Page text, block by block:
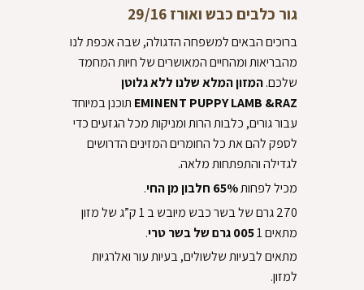
‏גור כלבים כבש ואורז 29/16‏
‏ברוכים הבאים למשפחה הדגולה, שבה אכפת לנו
מהבריאות ומהחיים המאושרים של חיות המחמד
שלכם. ‏‏המזון המלא שלנו ללא גלוטן
EMINENT PUPPY LAMB &RAZ ‏ ‏תוכנן במיוחד
עבור גורים, כלבות הרות ומניקות מכל הגזעים כדי
לספק להם את כל החומרים המזינים הדרושים
לגדילה והתפתחות מלאה.‏
‏מכיל לפחות ‏
‏.‏
‏270 גרם של בשר כבש מיובש ב 1 ק”ג של מזון
מתאים 1 ‏
‏.‏
‏מתאים לבעיות שלשולים, בעיות עור ואלרגיות
למזון.‏